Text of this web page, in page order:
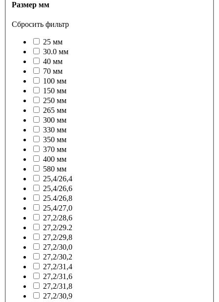
Размер мм
Сбросить фильтр
25 мм
30.0 мм
40 мм
70 мм
100 мм
150 мм
250 мм
265 мм
300 мм
330 мм
350 мм
370 мм
400 мм
580 мм
25,4/26,4
25,4/26,6
25.4/26,8
25,4/27,0
27,2/28,6
27,2/29.2
27,2/29,8
27,2/30,0
27,2/30,2
27,2/31,4
27,2/31,6
27,2/31,8
27,2/30,9